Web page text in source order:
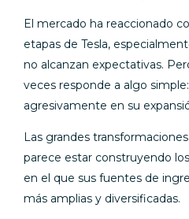
El mercado ha reaccionado
etapas de Tesla,
no alcanzan expectativas.
veces responde a algo
agresivamente en su
Las grandes
parece estar construyendo
en el que sus fuentes de
más amplias y diversificadas.